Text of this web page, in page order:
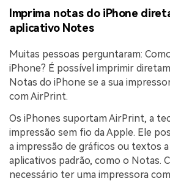
Imprima notas do iPhone
aplicativo Notes
Muitas pessoas perguntaram:
iPhone? É possível imprimir
Notas do iPhone se a sua
com AirPrint.
Os iPhones suportam AirPrint, a
impressão sem fio da Apple. Ele
a impressão de gráficos ou textos
aplicativos padrão, como o Notas.
necessário ter uma impressora